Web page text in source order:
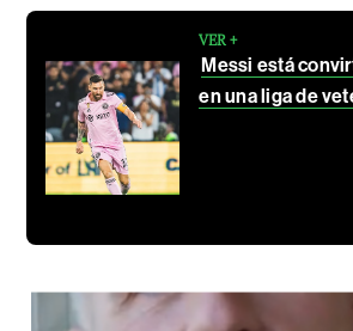
VER +
Messi está
en una liga de